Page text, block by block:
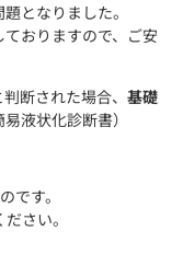
となりました。
ておりますので、ご安
断された場合、 基礎
液状化診断書）
です。
さい。